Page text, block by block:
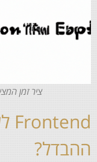
ציר זמן
ההבדל?